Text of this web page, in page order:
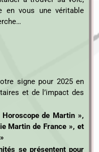
en vous une véritable
signe pour 2025 en
et de l’impact des
de Martin »,
Martin de France », et
se présentent pour